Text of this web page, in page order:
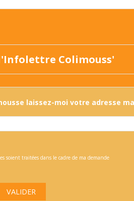
Colimouss'
laissez-moi votre adresse
soient traitées dans le cadre de ma demande
VALIDER